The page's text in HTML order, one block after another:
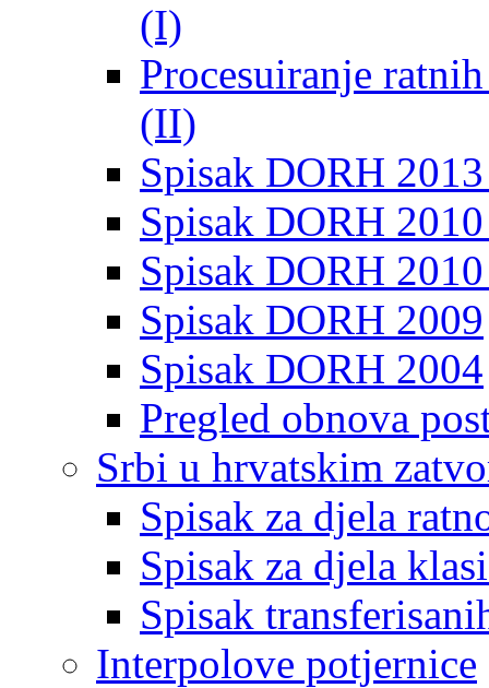
(I)
Procesuiranje
(II)
Spisak DORH
Spisak DORH
Spisak DORH
Spisak DORH 2009
Spisak DORH 2004
Pregled obnova
Srbi u hrvatskim
Spisak za djela
Spisak za djela
Spisak
Interpolove potjernice